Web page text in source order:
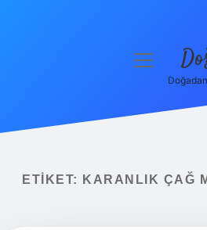
Yasal Uyarı
menüyü
ETIKET: KARANLIK ÇAĞ